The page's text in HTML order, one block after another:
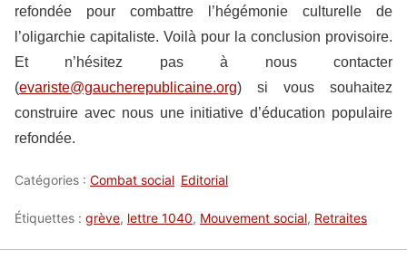
refondée pour combattre l’hégémonie culturelle de
l’oligarchie capitaliste. Voilà pour la conclusion provisoire.
Et n’hésitez pas à nous contacter
(evariste@gaucherepublicaine.org) si vous souhaitez
construire avec nous une initiative d’éducation populaire
refondée.
Catégories : Combat social Editorial
Étiquettes : grève, lettre 1040, Mouvement social, Retraites